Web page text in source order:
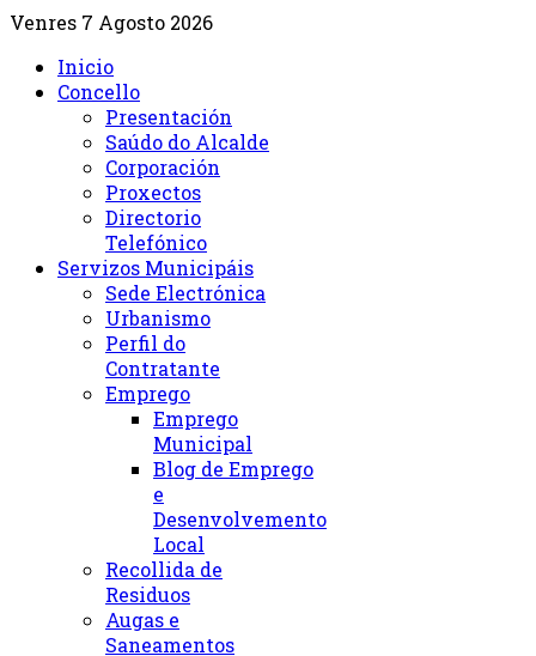
Venres 7 Agosto 2026
Inicio
Concello
Presentación
Saúdo do Alcalde
Corporación
Proxectos
Directorio
Telefónico
Servizos Municipáis
Sede Electrónica
Urbanismo
Perfil do
Contratante
Emprego
Emprego
Municipal
Blog de Emprego
e
Desenvolvemento
Local
Recollida de
Residuos
Augas e
Saneamentos